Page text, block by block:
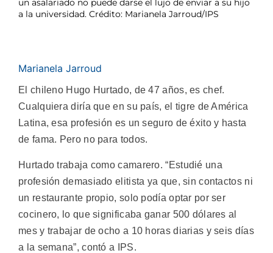
un asalariado no puede darse el lujo de enviar a su hijo
a la universidad. Crédito: Marianela Jarroud/IPS
Marianela Jarroud
El chileno Hugo Hurtado, de 47 años, es chef.
Cualquiera diría que en su país, el tigre de América
Latina, esa profesión es un seguro de éxito y hasta
de fama. Pero no para todos.
Hurtado trabaja como camarero. “Estudié una
profesión demasiado elitista ya que, sin contactos ni
un restaurante propio, solo podía optar por ser
cocinero, lo que significaba ganar 500 dólares al
mes y trabajar de ocho a 10 horas diarias y seis días
a la semana”, contó a IPS.